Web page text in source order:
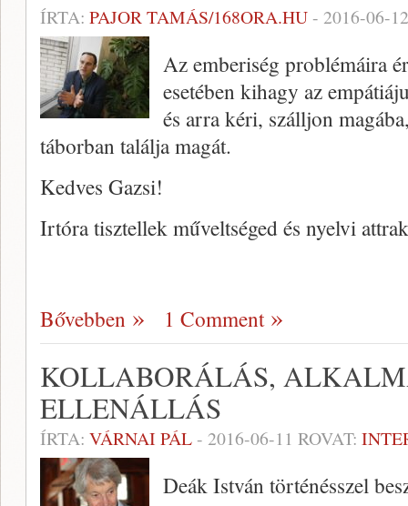
ÍRTA: PAJOR TAMÁS/168ORA.HU- 2016-06-12
Az emberiség problémáira
esetében kihagy az
és arra kéri, szálljon
táborban találja magát.
Kedves Gazsi!
Irtóra tisztellek műveltséged és nyelvi
Bővebben 1 Comment
KOLLABORÁLÁS,
ELLENÁLLÁS
ÍRTA: VÁRNAI PÁL- 2016-06-11 ROVAT:
Deák István történésszel